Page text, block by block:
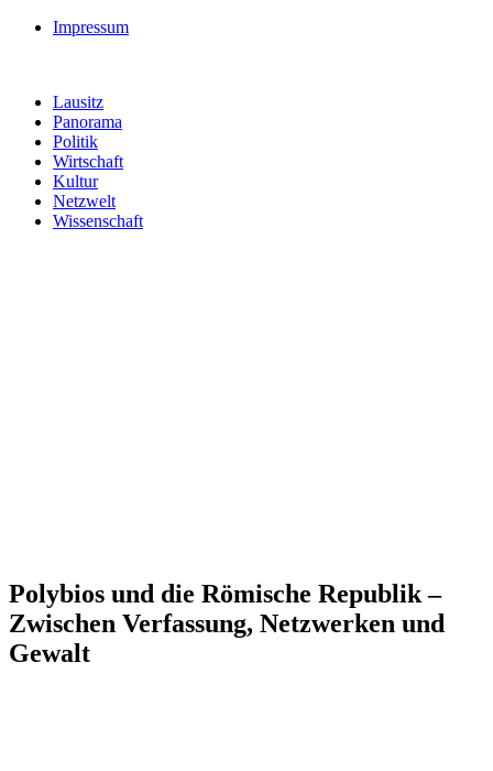
Impressum
Lausitz
Panorama
Politik
Wirtschaft
Kultur
Netzwelt
Wissenschaft
Polybios und die Römische Republik –
Zwischen Verfassung, Netzwerken und
Gewalt